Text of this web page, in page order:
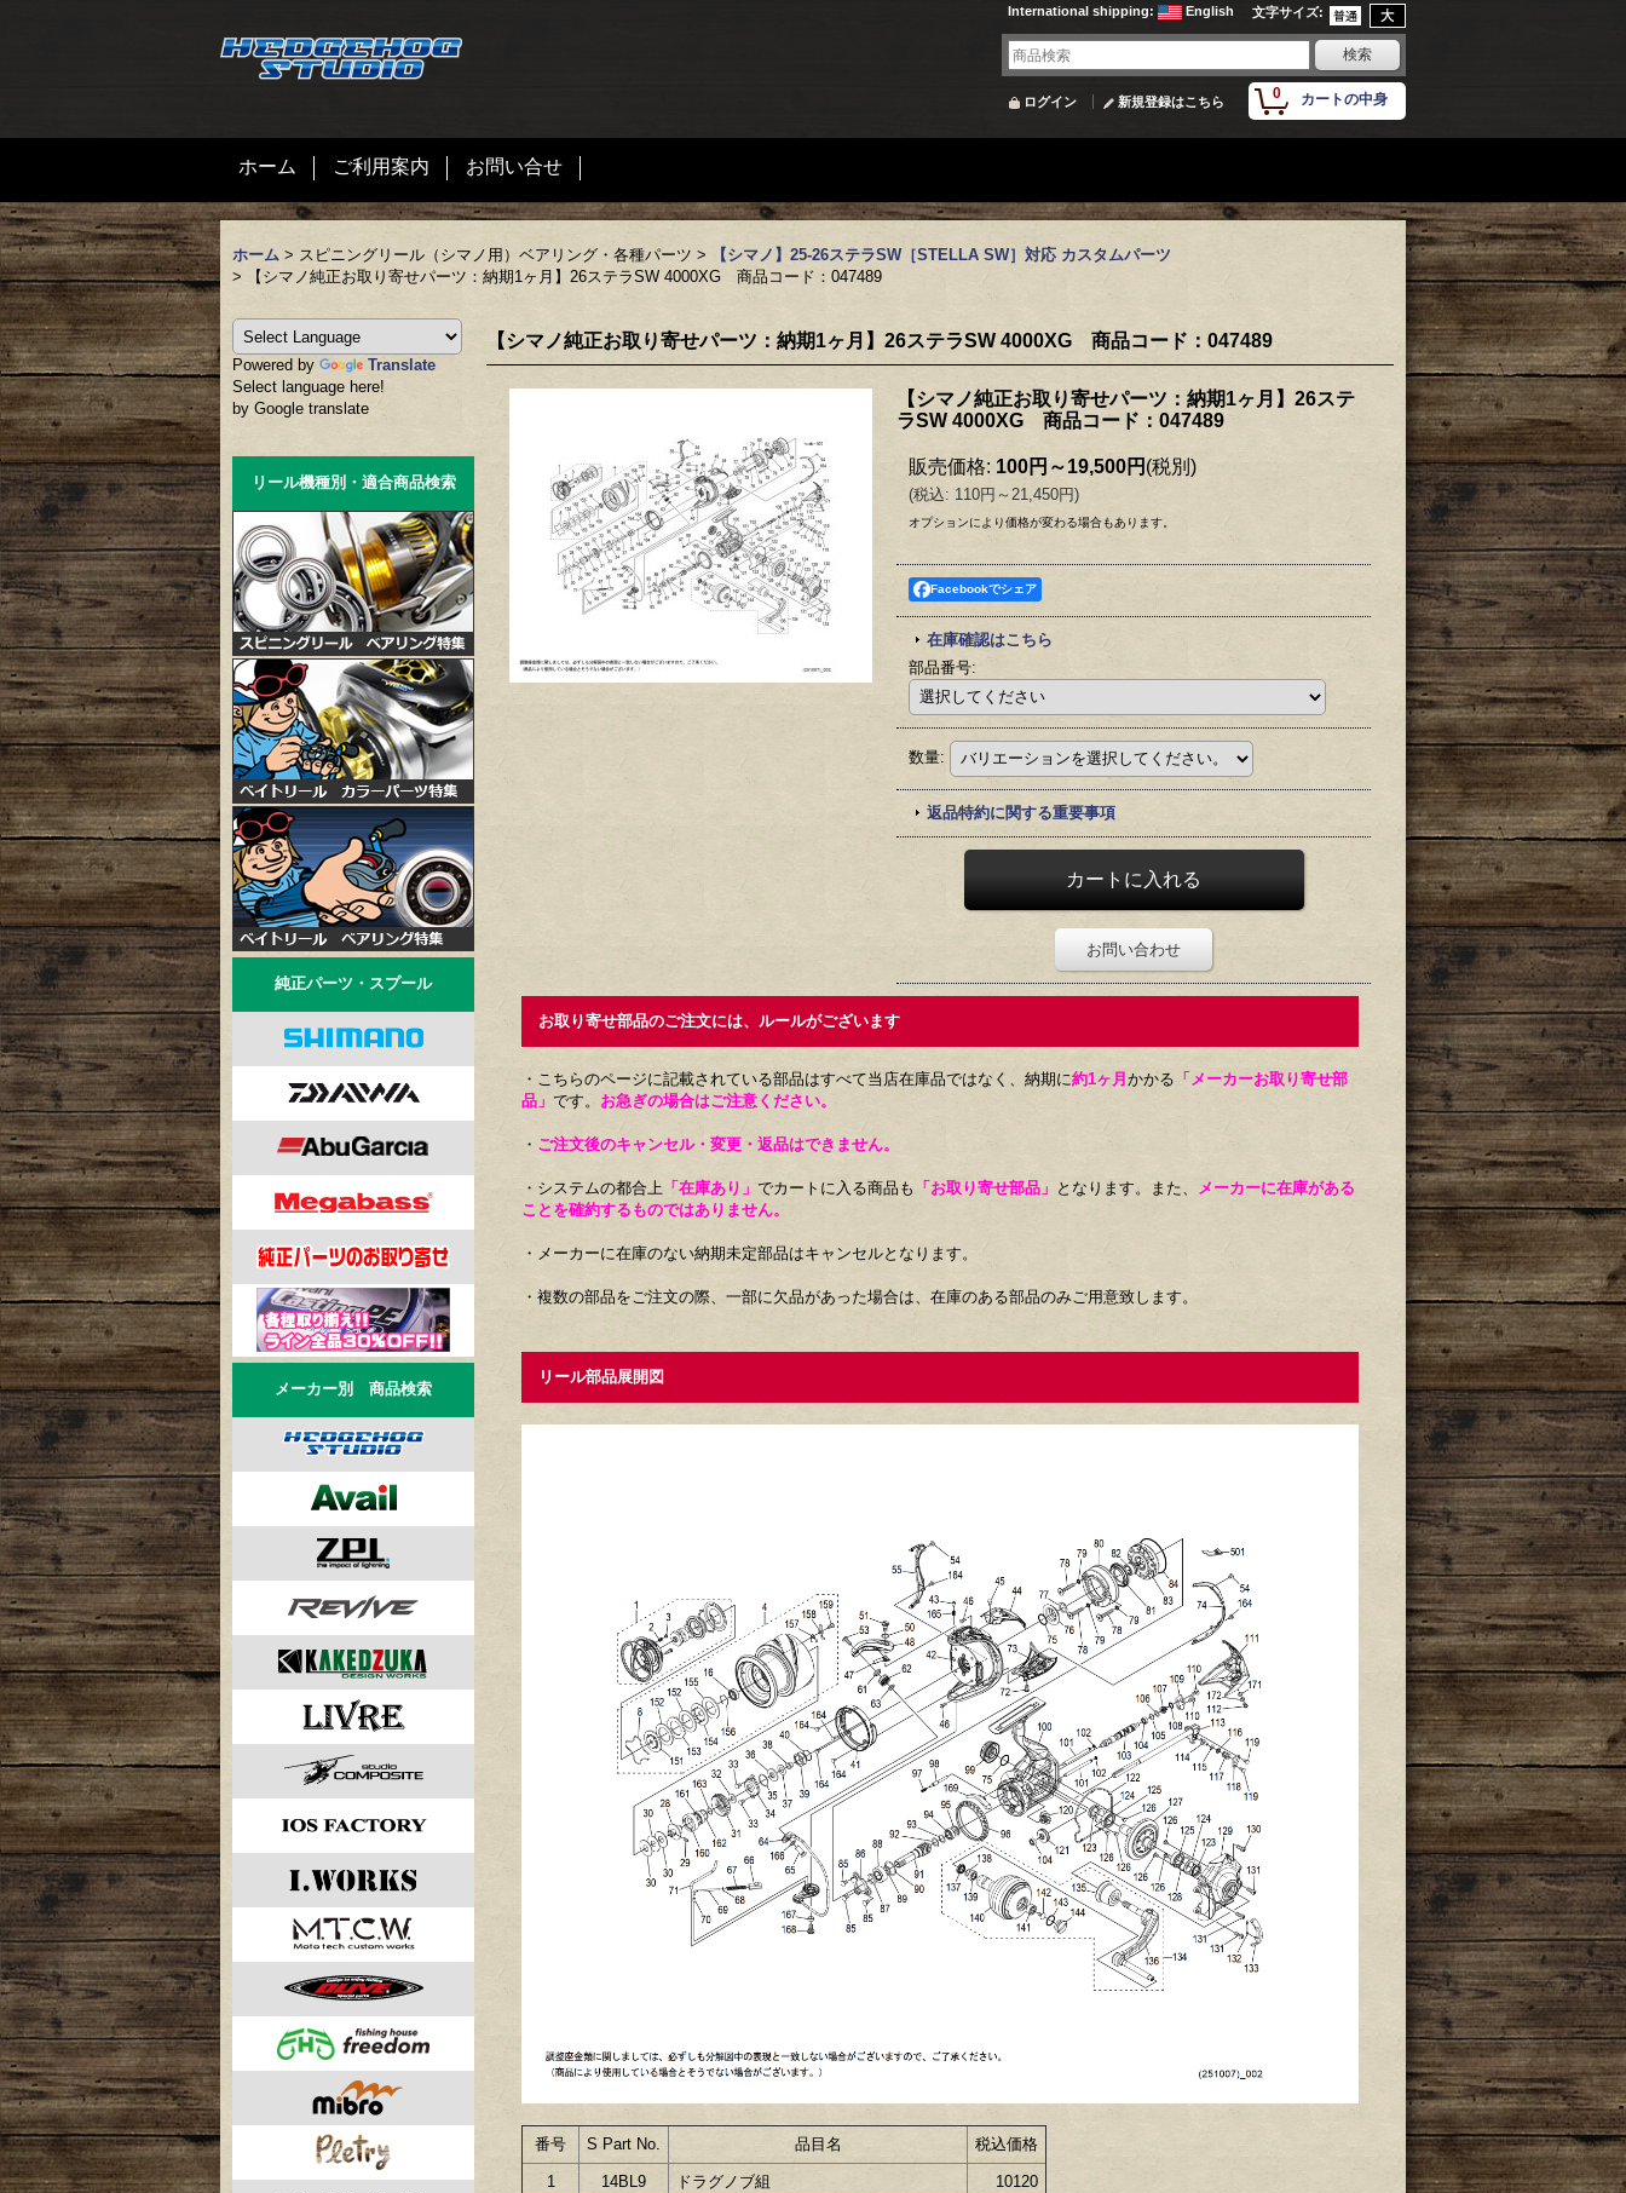
文字サイズ:
International shipping: English
0 カートの中身
ログイン 新規登録はこちら
ホーム ご利用案内 お問い合せ
ホーム > スピニングリール（シマノ用）ベアリング・各種パーツ >
【シマノ】25-26ステラSW［STELLA SW］対応 カスタムパーツ
>
【シマノ純正お取り寄せパーツ：納期1ヶ月】26ステラSW 4000XG 商品コード：047489
Powered by
Translate
Select language here!
by Google translate
リール機種別・適合商品検索
純正パーツ・スプール
メーカー別 商品検索
【シマノ純正お取り寄せパーツ：納期1ヶ月】26ステラSW 4000XG 商品コード：047489
【シマノ純正お取り寄せパーツ：納期1ヶ月】26ステ
ラSW 4000XG 商品コード：047489
販売価格: 100円～19,500円 (税別)
(税込: 110円～21,450円)
オプションにより価格が変わる場合もあります。
Facebookでシェア
在庫確認はこちら
部品番号:
数量:
返品特約に関する重要事項
お問い合わせ
お取り寄せ部品のご注文には、ルールがございます
・こちらのページに記載されている部品はすべて当店在庫品ではなく、納期に約1ヶ月 かかる 「メーカーお取り寄せ部
品」 です。 お急ぎの場合はご注意ください。
・ ご注文後のキャンセル・変更・返品はできません。
・システムの都合上 「在庫あり」 でカートに入る商品も 「お取り寄せ部品」 となります。また、 メーカーに在庫がある
ことを確約するものではありません。
・メーカーに在庫のない納期未定部品はキャンセルとなります。
・複数の部品をご注文の際、一部に欠品があった場合は、在庫のある部品のみご用意致します。
リール部品展開図
番号 S Part No. 品目名 税込価格
1 14BL9 ドラグノブ組 10120